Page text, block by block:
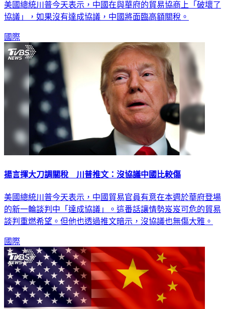
美國總統川普今天表示，中國在與華府的貿易協商上「破壞了
協議」，如果沒有達成協議，中國將面臨高額關稅。
國際
揚言揮大刀調關稅 川普推文：沒協議中國比較傷
美國總統川普今天表示，中國貿易官員有意在本週於華府登場
的新一輪談判中「達成協議」。這番話讓情勢岌岌可危的貿易
談判重燃希望。但他也透過推文暗示，沒協議也無傷大雅。
國際